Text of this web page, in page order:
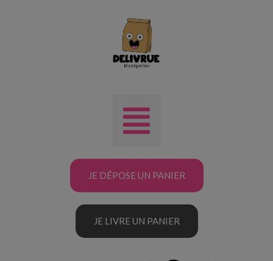
JE DÉPOSE UN PANIER
JE LIVRE UN PANIER